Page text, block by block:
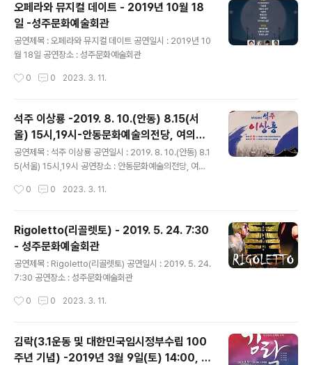
오페라와 뮤지컬 데이트 - 2019년 10월 18
일 -성주문화예술회관
공연제목 : 오페라와 뮤지컬 데이트 공연일시 : 2019년 10
월 18일 공연장소 : 성주문화예술회관
0 0 2023. 3. 11.
석주 이상룡 -2019. 8. 10.(안동) 8.15(서
울) 15시,19시-안동문화예술의전당, 여의도
KBS홀
공연제목 : 석주 이상룡 공연일시 : 2019. 8. 10.(안동) 8.1
5(서울) 15시,19시 공연장소 : 안동문화예술의전당, 여의
0 0 2023. 3. 11.
Rigoletto(리골렛토) - 2019. 5. 24. 7:30
- 성주문화예술회관
공연제목 : Rigoletto(리골렛토) 공연일시 : 2019. 5. 24.
7:30 공연장소 : 성주문화예술회관
0 0 2023. 3. 11.
김락(3.1운동 및 대한민국임시정부수립 100
주년 기념) -2019년 3월 9일(토) 14:00, 1